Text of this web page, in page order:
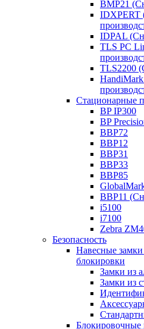
BMP21
IDXPERT
IDPAL
TLS PC
TLS2200
Стационарные
BP IP300
BP
BBP72
BBP12
BBP31
BBP33
BBP85
BBP11
i5100
i7100
Zebra
Безопасность
Навесные
блокировки
Замки из
Замки из
Блокировочные